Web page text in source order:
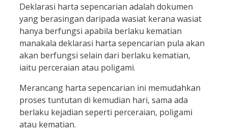
Deklarasi harta sepencarian adalah dokumen
yang berasingan daripada wasiat kerana wasiat
hanya berfungsi apabila berlaku kematian
manakala deklarasi harta sepencarian pula akan
akan berfungsi selain dari berlaku kematian,
iaitu perceraian atau poligami.
Merancang harta sepencarian ini memudahkan
proses tuntutan di kemudian hari, sama ada
berlaku kejadian seperti perceraian, poligami
atau kematian.